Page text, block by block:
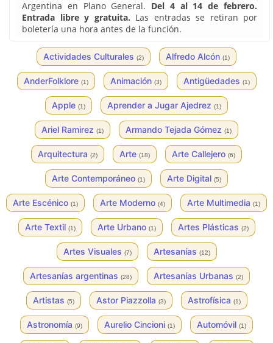
Argentina en Plano General. Del 4 al 14 de febrero.
Entrada libre y gratuita. Las entradas se retiran por
boletería una hora antes de la función.
Actividades Culturales (2) Alfredo Alcón (1)
AnderFolklore (1) Animación (3) Antigüedades (1)
Apple (1) Aprender a Jugar Ajedrez (1)
Ariel Ramirez (1) Armando Tejada Gómez (1)
Arquitectura (2) Arte (18) Arte Callejero (6)
Arte Contemporáneo (1) Arte Digital (5)
Arte Escénico (1) Arte Moderno (4) Arte Multimedia (1)
Arte Textil (1) Arte Urbano (1) Artes Plásticas (2)
Artes Visuales (7) Artesanías (12)
Artesanías argentinas (28) Artesanías Urbanas (2)
Artistas (5) Astor Piazzolla (3) Astrofísica (1)
Astronomía (9) Aurelio Cincioni (1) Automóvil (1)